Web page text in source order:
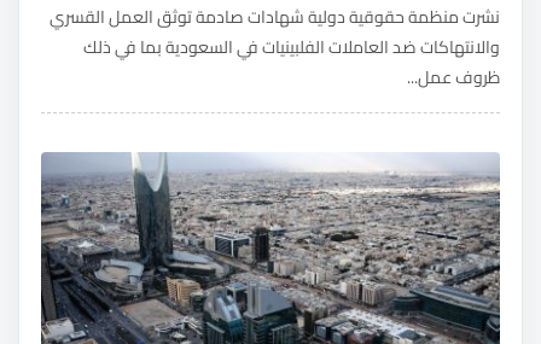
نشرت منظمة حقوقية دولية شهادات صادمة توثق العمل القسري
والانتهاكات ضد العاملات الفلبينيات في السعودية بما في ذلك
ظروف عمل...